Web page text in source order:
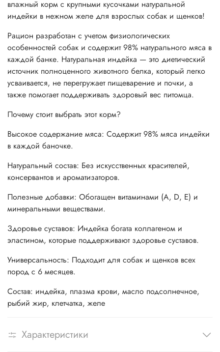
влажный корм с крупными кусочками натуральной
индейки в нежном желе для взрослых собак и щенков!
Рацион разработан с учетом физиологических
особенностей собак и содержит 98% натурального мяса в
каждой банке. Натуральная индейка — это диетический
источник полноценного животного белка, который легко
усваивается, не перегружает пищеварение и почки, а
также помогает поддерживать здоровый вес питомца.
Почему стоит выбрать этот корм?
Высокое содержание мяса: Содержит 98% мяса индейки
в каждой баночке.
Натуральный состав: Без искусственных красителей,
консервантов и ароматизаторов.
Полезные добавки: Обогащен витаминами (A, D, E) и
минеральными веществами.
Здоровье суставов: Индейка богата коллагеном и
эластином, которые поддерживают здоровье суставов.
Универсальность: Подходит для собак и щенков всех
пород с 6 месяцев.
Состав: индейка, плазма крови, масло подсолнечное,
рыбий жир, клетчатка, желе
Характеристики